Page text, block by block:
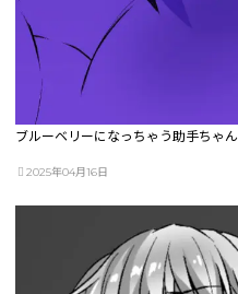
ブルーベリーになっちゃう助手ちゃん
2025年04月16日